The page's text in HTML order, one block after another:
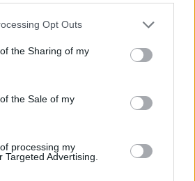
Opt Outs
the Sharing of my
the Sale of my
processing my
Targeted Advertising.
vagy a váltáson töprengsz?
fejlesztések az elektromosság és a
területén? Akkor jó helyen jársz!